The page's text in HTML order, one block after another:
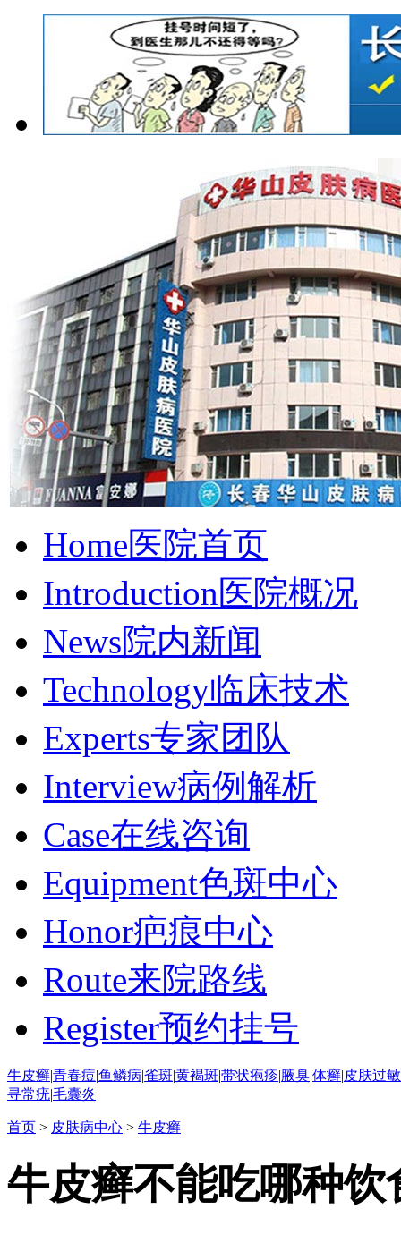
Home医院首页
Introduction医院概况
News院内新闻
Technology临床技术
Experts专家团队
Interview病例解析
Case在线咨询
Equipment色斑中心
Honor疤痕中心
Route来院路线
Register预约挂号
牛皮癣|青春痘|鱼鳞病|雀斑|黄褐斑|带状疱疹|腋臭|体癣|皮肤过敏
寻常疣|毛囊炎
首页 > 皮肤病中心 > 牛皮癣
牛皮癣不能吃哪种饮